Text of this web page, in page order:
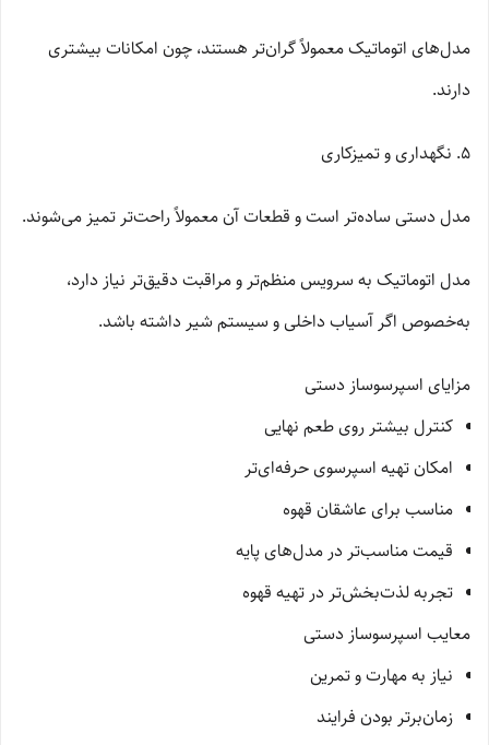
مدل‌های اتوماتیک معمولاً گران‌تر هستند، چون امکانات بیشتری
دارند.
5. نگهداری و تمیزکاری
مدل دستی ساده‌تر است و قطعات آن معمولاً راحت‌تر تمیز می‌شوند.
مدل اتوماتیک به سرویس منظم‌تر و مراقبت دقیق‌تر نیاز دارد،
به‌خصوص اگر آسیاب داخلی و سیستم شیر داشته باشد.
مزایای اسپرسوساز دستی
کنترل بیشتر روی طعم نهایی
امکان تهیه اسپرسوی حرفه‌ای‌تر
مناسب برای عاشقان قهوه
قیمت مناسب‌تر در مدل‌های پایه
تجربه لذت‌بخش‌تر در تهیه قهوه
معایب اسپرسوساز دستی
نیاز به مهارت و تمرین
زمان‌برتر بودن فرایند